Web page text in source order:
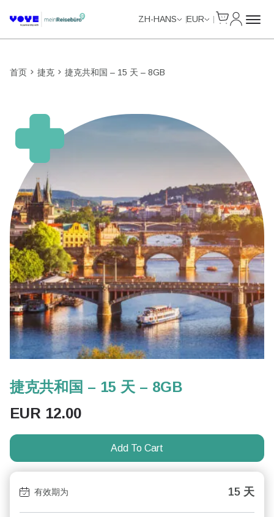
ZH-HANS EUR
首页 捷克 捷克共和国 – 15 天 – 8GB
捷克共和国 – 15 天 – 8GB
EUR 12.00
Add To Cart
有效期为 15 天